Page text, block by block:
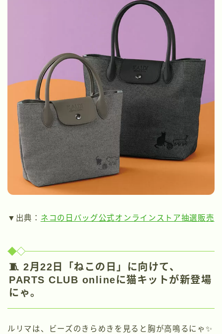
▼出典： ネコの日バッグ公式オンラインストア抽選販売
🧵 2月22日「ねこの日」に向けて、
PARTS CLUB onlineに猫キットが新登場
にゃ。
ルリマは、ビーズのきらめきを見ると胸が高鳴るにゃ✨